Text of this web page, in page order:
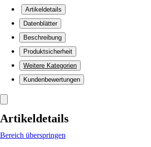
Artikeldetails
Datenblätter
Beschreibung
Produktsicherheit
Weitere Kategorien
Kundenbewertungen
Artikeldetails
Bereich überspringen